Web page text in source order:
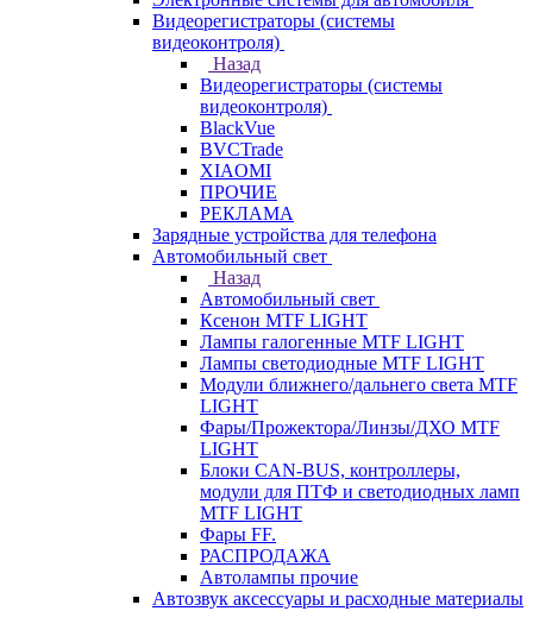
Видеорегистраторы (системы
видеоконтроля)
Назад
Видеорегистраторы (системы
видеоконтроля)
BlackVue
BVCTrade
XIAOMI
ПРОЧИЕ
РЕКЛАМА
Зарядные устройства для телефона
Автомобильный свет
Назад
Автомобильный свет
Ксенон MTF LIGHT
Лампы галогенные MTF LIGHT
Лампы светодиодные MTF LIGHT
Модули ближнего/дальнего света MTF
LIGHT
Фары/Прожектора/Линзы/ДХО MTF
LIGHT
Блоки CAN-BUS, контроллеры,
модули для ПТФ и светодиодных ламп
MTF LIGHT
Фары FF.
РАСПРОДАЖА
Автолампы прочие
Автозвук аксессуары и расходные материалы